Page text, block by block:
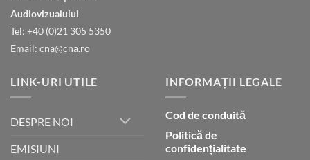
Audiovizualului
Tel: +40 (0)21 305 5350
Email: cna@cna.ro
LINK-URI UTILE
DESPRE NOI
EMISIUNI
INFORMAȚII LEGALE
Cod de conduită
Politică de
confidențialitate